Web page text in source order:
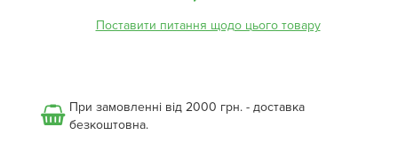
Поставити питання щодо цього товару
При замовленні від 2000 грн. - доставка
безкоштовна.